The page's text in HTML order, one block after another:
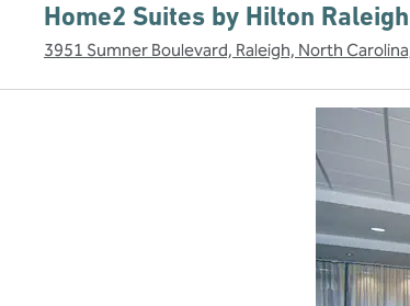
Home2 Suites by Hilton
3951 Sumner Boulevard, Raleigh, North